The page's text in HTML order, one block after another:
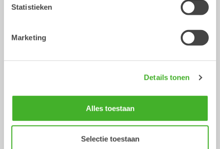
Statistieken
Marketing
Details tonen
Alles toestaan
Selectie toestaan
2-26ton
Rolbezems
5-33ton
Kantel - en Rotatie koppeling/ JCB
HYDRADIG 110W